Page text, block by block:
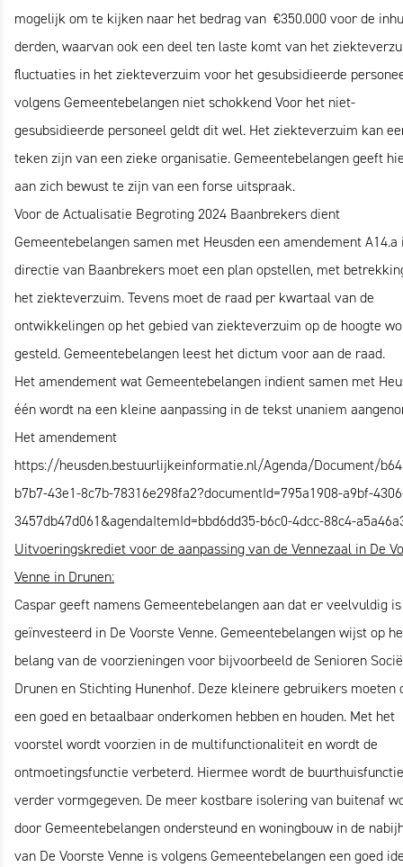
mogelijk om te kijken naar het bedrag van €350.000 voor de
derden, waarvan ook een deel ten laste komt van het
fluctuaties in het ziekteverzuim voor het gesubsidieerde
volgens Gemeentebelangen niet schokkend Voor het niet-
gesubsidieerde personeel geldt dit wel. Het ziekteverzuim kan
teken zijn van een zieke organisatie. Gemeentebelangen geeft
aan zich bewust te zijn van een forse uitspraak.
Voor de Actualisatie Begroting 2024 Baanbrekers dient
Gemeentebelangen samen met Heusden een amendement A14.a
directie van Baanbrekers moet een plan opstellen, met
het ziekteverzuim. Tevens moet de raad per kwartaal van de
ontwikkelingen op het gebied van ziekteverzuim op de hoogte
gesteld. Gemeentebelangen leest het dictum voor aan de raad.
Het amendement wat Gemeentebelangen indient samen met
één wordt na een kleine aanpassing in de tekst unaniem
Het amendement
https://heusden.bestuurlijkeinformatie.nl/Agenda/Document/
b7b7-43e1-8c7b-78316e298fa2?documentId=795a1908-a9bf-
3457db47d061&agendaItemId=bbd6dd35-b6c0-4dcc-88c4-
Uitvoeringskrediet voor de aanpassing van de Vennezaal in De
Venne in Drunen:
Caspar geeft namens Gemeentebelangen aan dat er veelvuldig is
geïnvesteerd in De Voorste Venne. Gemeentebelangen wijst op
belang van de voorzieningen voor bijvoorbeeld de Senioren
Drunen en Stichting Hunenhof. Deze kleinere gebruikers moeten
een goed en betaalbaar onderkomen hebben en houden. Met het
voorstel wordt voorzien in de multifunctionaliteit en wordt de
ontmoetingsfunctie verbeterd. Hiermee wordt de buurthuisfunctie
verder vormgegeven. De meer kostbare isolering van buitenaf
door Gemeentebelangen ondersteund en woningbouw in de
van De Voorste Venne is volgens Gemeentebelangen een goed